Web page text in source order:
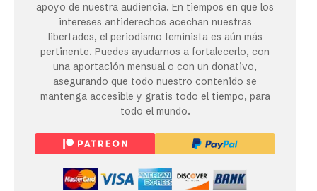
apoyo de nuestra audiencia. En tiempos en que los
intereses antiderechos acechan nuestras
libertades, el periodismo feminista es aún más
pertinente. Puedes ayudarnos a fortalecerlo, con
una aportación mensual o con un donativo,
asegurando que todo nuestro contenido se
mantenga accesible y gratis todo el tiempo, para
todo el mundo.